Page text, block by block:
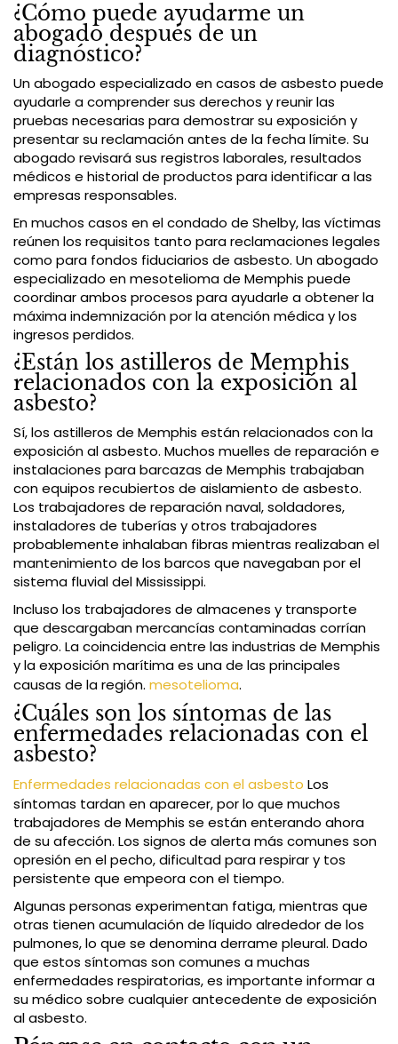
¿Cómo puede ayudarme un
abogado después de un
diagnóstico?
Un abogado especializado en casos de asbesto puede
ayudarle a comprender sus derechos y reunir las
pruebas necesarias para demostrar su exposición y
presentar su reclamación antes de la fecha límite. Su
abogado revisará sus registros laborales, resultados
médicos e historial de productos para identificar a las
empresas responsables.
En muchos casos en el condado de Shelby, las víctimas
reúnen los requisitos tanto para reclamaciones legales
como para fondos fiduciarios de asbesto. Un abogado
especializado en mesotelioma de Memphis puede
coordinar ambos procesos para ayudarle a obtener la
máxima indemnización por la atención médica y los
ingresos perdidos.
¿Están los astilleros de Memphis
relacionados con la exposición al
asbesto?
Sí, los astilleros de Memphis están relacionados con la
exposición al asbesto. Muchos muelles de reparación e
instalaciones para barcazas de Memphis trabajaban
con equipos recubiertos de aislamiento de asbesto.
Los trabajadores de reparación naval, soldadores,
instaladores de tuberías y otros trabajadores
probablemente inhalaban fibras mientras realizaban el
mantenimiento de los barcos que navegaban por el
sistema fluvial del Mississippi.
Incluso los trabajadores de almacenes y transporte
que descargaban mercancías contaminadas corrían
peligro. La coincidencia entre las industrias de Memphis
y la exposición marítima es una de las principales
causas de la región. mesotelioma.
¿Cuáles son los síntomas de las
enfermedades relacionadas con el
asbesto?
Enfermedades relacionadas con el asbesto Los
síntomas tardan en aparecer, por lo que muchos
trabajadores de Memphis se están enterando ahora
de su afección. Los signos de alerta más comunes son
opresión en el pecho, dificultad para respirar y tos
persistente que empeora con el tiempo.
Algunas personas experimentan fatiga, mientras que
otras tienen acumulación de líquido alrededor de los
pulmones, lo que se denomina derrame pleural. Dado
que estos síntomas son comunes a muchas
enfermedades respiratorias, es importante informar a
su médico sobre cualquier antecedente de exposición
al asbesto.